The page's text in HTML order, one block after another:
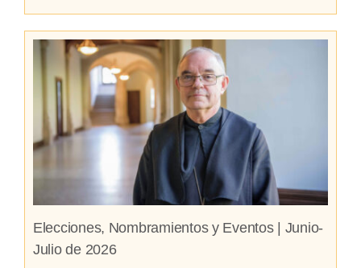
Elecciones, Nombramientos y Eventos | Junio-
Julio de 2026